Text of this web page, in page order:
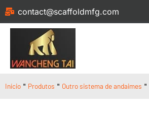
contact@scaffoldmfg.com
Início " Produtos " Outro sistema de andaimes "